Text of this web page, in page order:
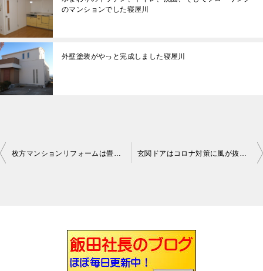
のマンションでした寝屋川
外壁塗装がやっと完成しました寝屋川
ゲ
ー
枚方マンションリフォームは畳からフローリングもありました 玄関ドアはコロナ対策に風が抜けるタイプもあるのです枚方